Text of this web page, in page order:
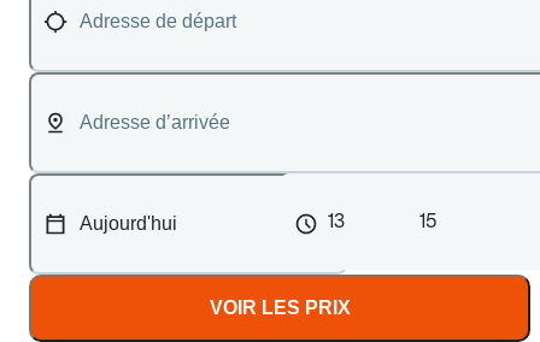
13 15
VOIR LES PRIX